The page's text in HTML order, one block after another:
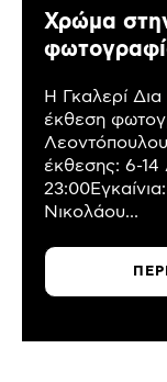
Χρώμα
Η Γκαλερί
έκθεση
έκθεσης: 6-
Νικολάου...